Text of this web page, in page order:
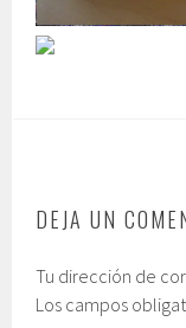
DEJA UN
Tu dirección de
Los campos